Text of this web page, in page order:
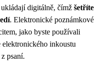
digitálně, čímž šetříte
. Elektronické poznámkové
jako byste používali
elektronického inkoustu
psaní.